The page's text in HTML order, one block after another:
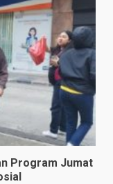
Program Jumat